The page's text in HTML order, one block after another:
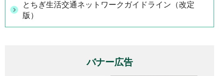
とちぎ生活交通ネットワークガイドライン（改定
版）
バナー広告